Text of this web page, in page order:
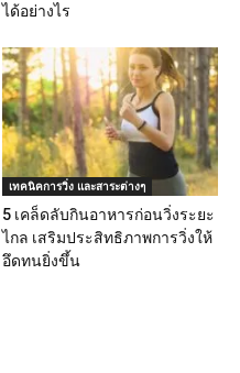
ได้อย่างไร
เทคนิคการวิ่ง และสาระต่างๆ
5 เคล็ดลับกินอาหารก่อนวิ่งระยะ
ไกล เสริมประสิทธิภาพการวิ่งให้
อึดทนยิ่งขึ้น